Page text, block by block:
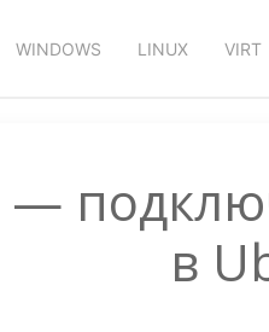
WINDOWS LINUX VIRT
—
в